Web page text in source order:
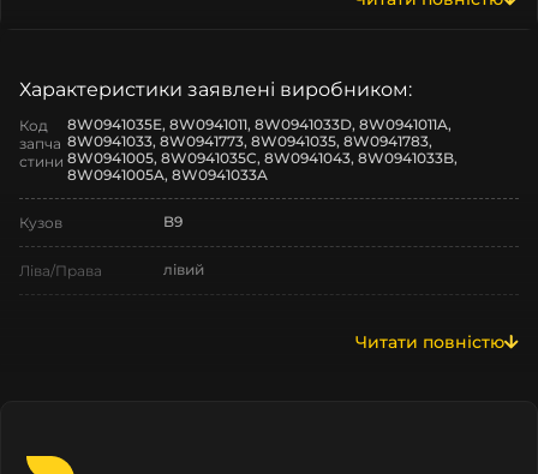
Характеристики заявлені виробником:
Код
запча
стини
8W0941035E, 8W0941011, 8W0941033D, 8W0941011A,
8W0941033, 8W0941773, 8W0941035, 8W0941783,
8W0941005, 8W0941035C, 8W0941043, 8W0941033B,
8W0941005A, 8W0941033A
Кузов B9
Ліва/Права лівий
Позначка
Читати повністю